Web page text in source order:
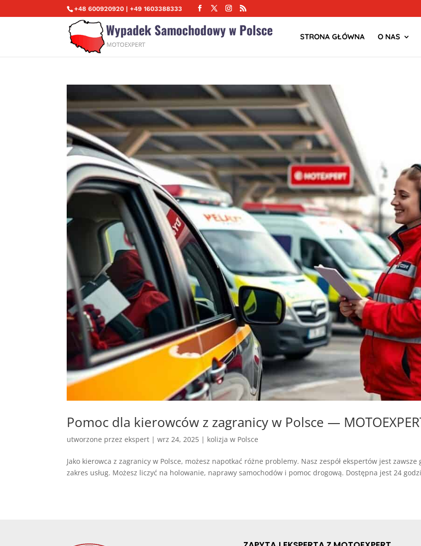
+48 600920920 | +49 1603388333
STRONA GŁÓWNA O NAS
Pomoc dla kierowców z zagranicy w Polsce —
utworzone przezekspert |wrz 24, 2025 | kolizja w Polsce
Jako kierowca z zagranicy w Polsce, możesz napotkać różne problemy. Nasz zespół ekspertów jest
zakres usług. Możesz liczyć na holowanie, naprawy samochodów i pomoc drogową. Dostępna jest 24